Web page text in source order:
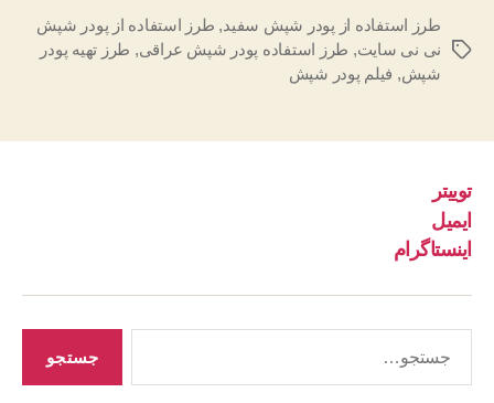
برچسب‌ها
طرز استفاده از پودر شپش سفید, طرز استفاده از پودر شپش
نی نی سایت, طرز استفاده پودر شپش عراقی, طرز تهیه پودر
شپش, فیلم پودر شپش
توییتر
ایمیل
اینستاگرام